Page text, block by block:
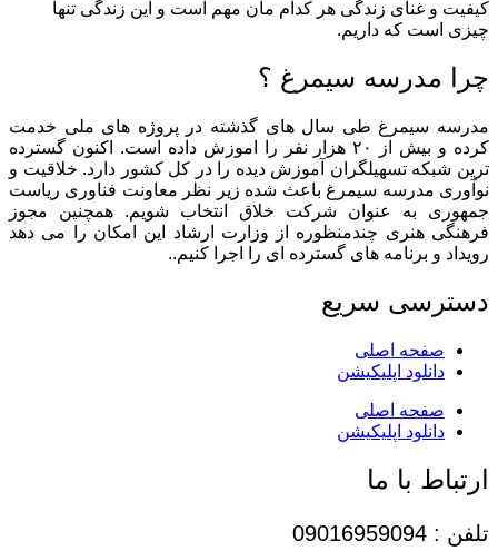
کیفیت و غنای زندگی هر کدام مان مهم است و این زندگی تنها
چیزی است که داریم.
چرا مدرسه سیمرغ ؟
مدرسه سیمرغ طی سال های گذشته در پروژه های ملی خدمت
کرده و بیش از ۲۰ هزار نفر را اموزش داده است. اکنون گسترده
ترین شبکه تسهیلگران آموزش دیده را در کل کشور دارد. خلاقیت و
نوآوری مدرسه سیمرغ باعث شده زیر نظر معاونت فناوری ریاست
جمهوری به عنوان شرکت خلاق انتخاب شویم. همچنین مجوز
فرهنگی هنری چندمنظوره از وزارت ارشاد این امکان را می دهد
رویداد و برنامه های گسترده ای را اجرا کنیم..
دسترسی سریع
صفحه اصلی
دانلود اپلیکیشن
صفحه اصلی
دانلود اپلیکیشن
ارتباط با ما
تلفن : 09016959094